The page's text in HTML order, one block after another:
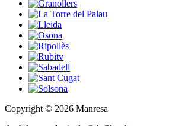
Copyright © 2026 Manresa